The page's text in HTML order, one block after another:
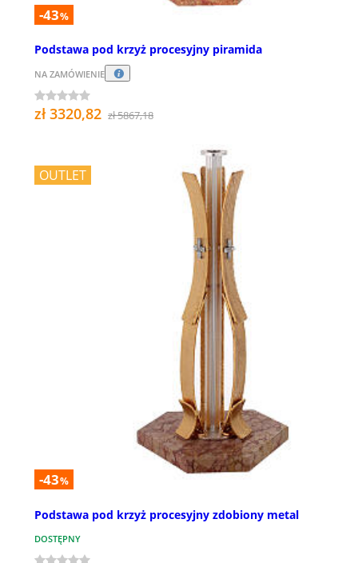
-43%
Podstawa pod krzyż procesyjny piramida
NA ZAMÓWIENIE
zł 3320,82 zł 5867,18
OUTLET
-43%
Podstawa pod krzyż procesyjny zdobiony metal
DOSTĘPNY